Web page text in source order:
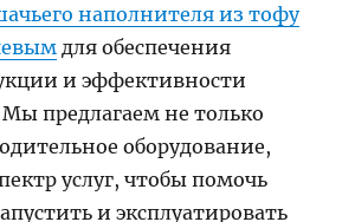
наполнителя из тофу
для обеспечения
и эффективности
предлагаем не только
оборудование,
услуг, чтобы помочь
и эксплуатировать